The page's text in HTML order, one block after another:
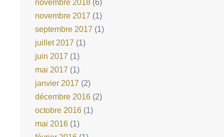
novembre 2018 (6)
novembre 2017 (1)
septembre 2017 (1)
juillet 2017 (1)
juin 2017 (1)
mai 2017 (1)
janvier 2017 (2)
décembre 2016 (2)
octobre 2016 (1)
mai 2016 (1)